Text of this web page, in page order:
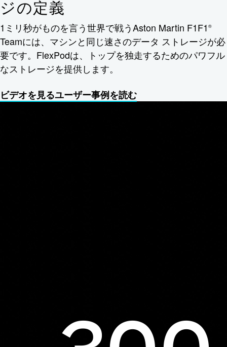
ジの定義
1ミリ秒がものを言う世界で戦うAston Martin F1F1 ®
Teamには、マシンと同じ速さのデータ ストレージが必
要です。FlexPodは、トップを独走するためのパワフル
なストレージを提供します。
ビデオを見るユーザー事例を読む